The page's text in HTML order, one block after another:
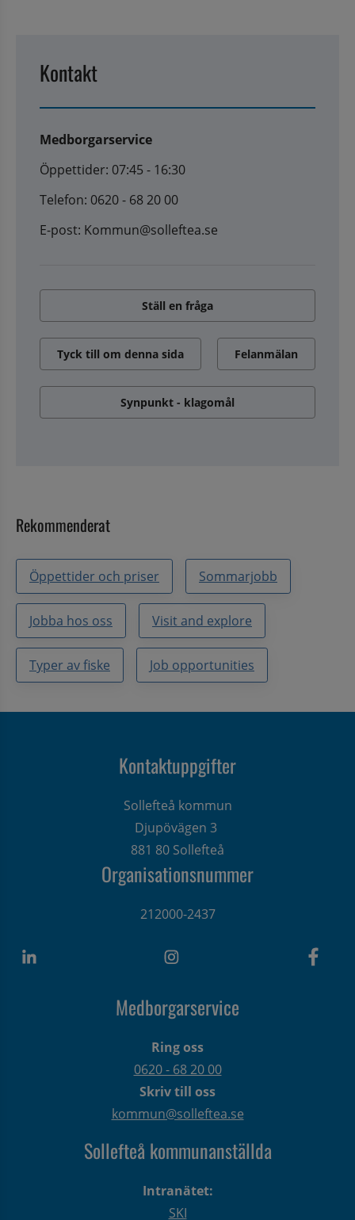
Kontakt
Medborgarservice
Öppettider: 07:45 - 16:30
Telefon: 0620 - 68 20 00
E-post: Kommun@solleftea.se
Ställ en fråga
Tyck till om denna sida Felanmälan
Synpunkt - klagomål
Rekommenderat
Öppettider och priser Sommarjobb
Jobba hos oss Visit and explore
Typer av fiske Job opportunities
Kontaktuppgifter
Sollefteå kommun
Djupövägen 3
881 80 Sollefteå
Organisationsnummer
212000-2437
Medborgarservice
Ring oss
0620 - 68 20 00
Skriv till oss
kommun@solleftea.se
Sollefteå kommunanställda
Intranätet:
SKI